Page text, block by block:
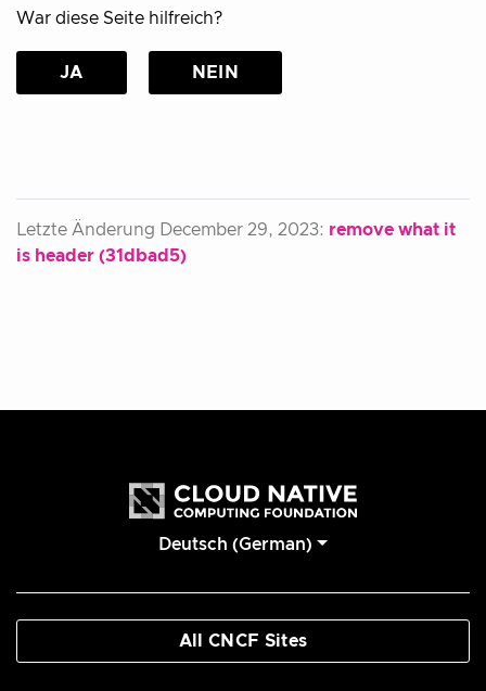
War diese Seite hilfreich?
JA NEIN
Letzte Änderung December 29, 2023: remove what it
is header (31dbad5)
Deutsch (German)
All CNCF Sites